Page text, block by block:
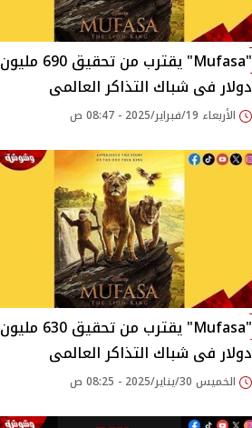
"Mufasa" يقترب من تحقيق 690 مليون
دولار فى شباك التذاكر العالمى
الأربعاء 19/فبراير/2025 - 08:47 ص
"Mufasa" يقترب من تحقيق 630 مليون
دولار فى شباك التذاكر العالمى
الخميس 30/يناير/2025 - 08:25 ص